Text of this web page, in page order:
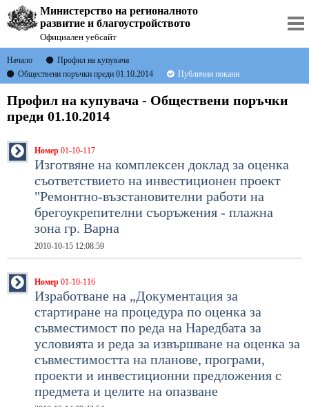
Министерство на регионалното
развитие и благоустройството
Официален уебсайт
Начало
Профил на купувача
Обществени поръчки преди 01.10.2014
Публични покани
Профил на купувача - Обществени поръчки
преди 01.10.2014
Номер 01-10-117
Изготвянe на комплексен доклад за оценка
съответствието на инвестиционен проект
"Ремонтно-възстановителни работи на
брегоукрепителни съоръжения - плажна
зона гр. Варна
2010-10-15 12:08:59
Номер 01-10-116
Изработване на „Документация за
стартиране на процедура по оценка за
съвместимост по реда на Наредбата за
условията и реда за извършване на оценка за
съвместимостта на планове, програми,
проекти и инвестиционни предложения с
предмета и целите на опазване